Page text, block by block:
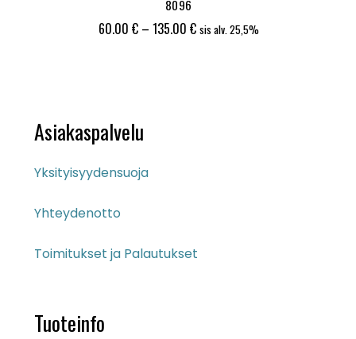
8096
60.00 € – 135.00 €Hintaluokka:
sis alv. 25,5%
Asiakaspalvelu
Yksityisyydensuoja
Yhteydenotto
Toimitukset ja Palautukset
Tuoteinfo